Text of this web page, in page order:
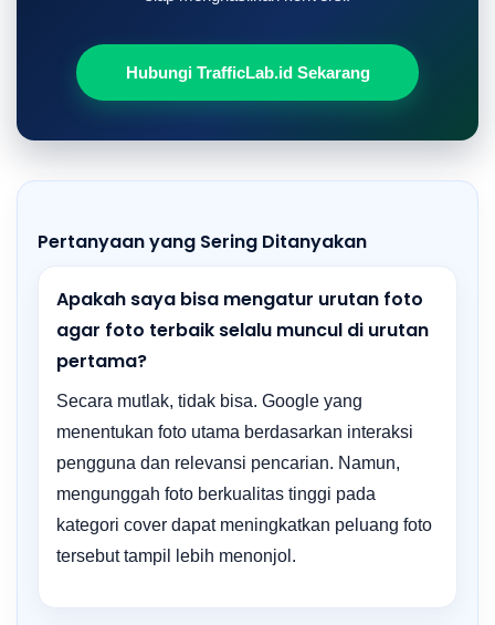
Hubungi TrafficLab.id Sekarang
Pertanyaan yang Sering Ditanyakan
Apakah saya bisa mengatur urutan foto
agar foto terbaik selalu muncul di urutan
pertama?
Secara mutlak, tidak bisa. Google yang
menentukan foto utama berdasarkan interaksi
pengguna dan relevansi pencarian. Namun,
mengunggah foto berkualitas tinggi pada
kategori cover dapat meningkatkan peluang foto
tersebut tampil lebih menonjol.